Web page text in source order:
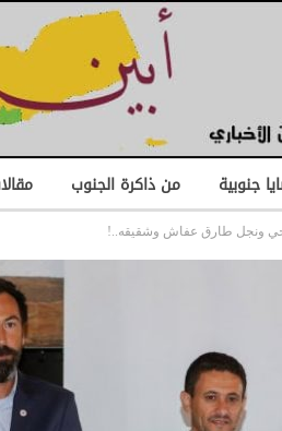
جنوبية من ذاكرة الجنوب
ونجل طارق عفاش وشقيقه..!